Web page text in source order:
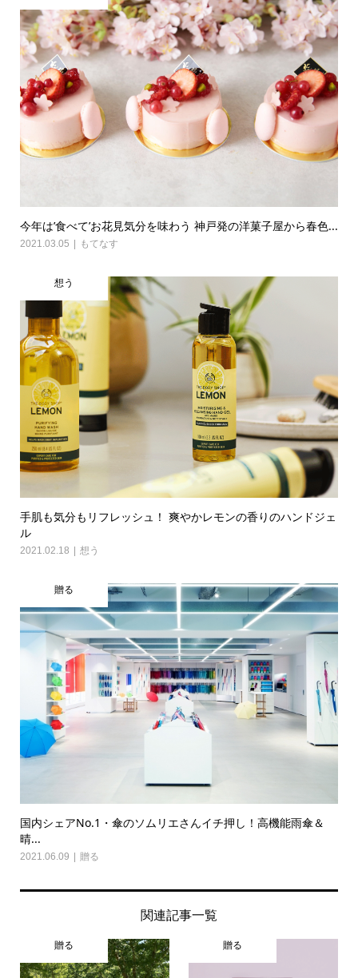
今年は’食べて’お花見気分を味わう 神戸発の洋菓子屋から春色...
2021.03.05 もてなす
想う
手肌も気分もリフレッシュ！ 爽やかレモンの香りのハンドジェ
ル
2021.02.18 想う
贈る
国内シェアNo.1・傘のソムリエさんイチ押し！高機能雨傘＆
晴...
2021.06.09 贈る
関連記事一覧
贈る 贈る